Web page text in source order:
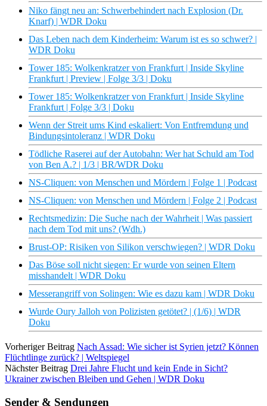
Niko fängt neu an: Schwerbehindert nach Explosion (Dr.
Knarf) | WDR Doku
Das Leben nach dem Kinderheim: Warum ist es so schwer? |
WDR Doku
Tower 185: Wolkenkratzer von Frankfurt | Inside Skyline
Frankfurt | Preview | Folge 3/3 | Doku
Tower 185: Wolkenkratzer von Frankfurt | Inside Skyline
Frankfurt | Folge 3/3 | Doku
Wenn der Streit ums Kind eskaliert: Von Entfremdung und
Bindungsintoleranz | WDR Doku
Tödliche Raserei auf der Autobahn: Wer hat Schuld am Tod
von Ben A.? | 1/3 | BR/WDR Doku
NS-Cliquen: von Menschen und Mördern | Folge 1 | Podcast
NS-Cliquen: von Menschen und Mördern | Folge 2 | Podcast
Rechtsmedizin: Die Suche nach der Wahrheit | Was passiert
nach dem Tod mit uns? (Wdh.)
Brust-OP: Risiken von Silikon verschwiegen? | WDR Doku
Das Böse soll nicht siegen: Er wurde von seinen Eltern
misshandelt | WDR Doku
Messerangriff von Solingen: Wie es dazu kam | WDR Doku
Wurde Oury Jalloh von Polizisten getötet? | (1/6) | WDR
Doku
Vorheriger Beitrag Nach Assad: Wie sicher ist Syrien jetzt? Können
Flüchtlinge zurück? | Weltspiegel
Nächster Beitrag Drei Jahre Flucht und kein Ende in Sicht?
Ukrainer zwischen Bleiben und Gehen | WDR Doku
Sender & Sendungen